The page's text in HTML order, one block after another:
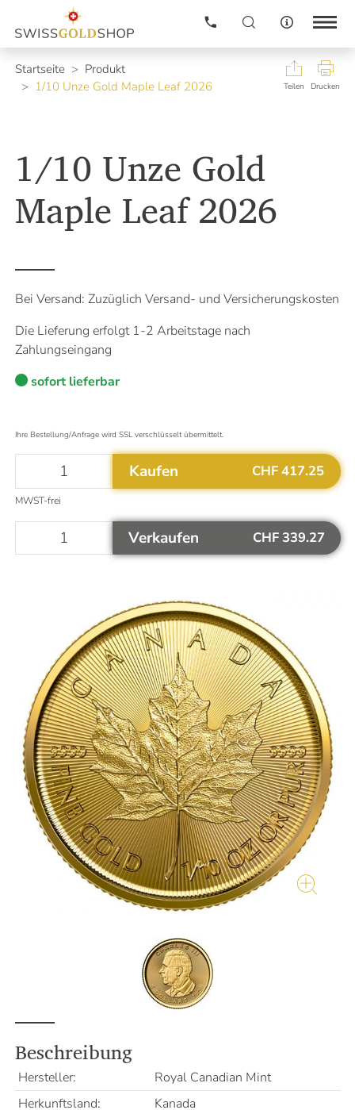
Neuheiten
Edelmetallkurse
Preisanpassung alle 5 Minuten.
Immer aktuell mit unseren
Edelmetallkursen pro KG in
Schweizer Franken (CHF)
SILBER 1'650.14
PLATIN 45'376.87
Mehr Informationen
Kontakt
Login
Warenkorb
Silber
Altgold verkaufen
Preisliste
Startseite
Produkt
1/10 Unze Gold Maple Leaf 2026
Teilen Drucken
1/10 Unze Gold
Maple Leaf 2026
Bei Versand: Zuzüglich Versand- und Versicherungskosten
Die Lieferung erfolgt 1-2 Arbeitstage nach
Zahlungseingang
sofort lieferbar
Ihre Bestellung/Anfrage wird SSL verschlüsselt übermittelt.
Kaufen CHF 417.25
MWST-frei
Verkaufen CHF 339.27
Beschreibung
Hersteller:
Royal Canadian Mint
Herkunftsland:
Kanada
Nach was suchen Sie?
Unser Kompass weist Ihnen gerne den Weg.
Warum ist Gold eine gute Investition?
Altgold verkaufen
Goldvreneli kaufen
Flexible Goldbarren kaufen